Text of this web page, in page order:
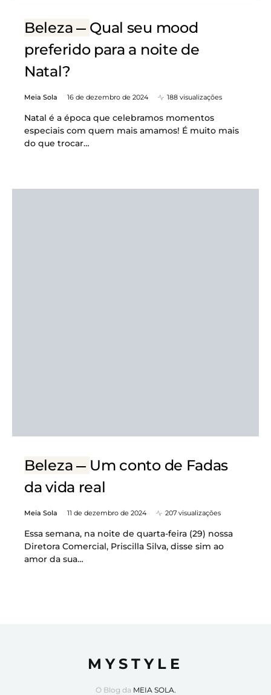
Beleza
Qual seu mood
preferido para a noite de
Natal?
Meia Sola 16 de dezembro de 2024 188 visualizações
Natal é a época que celebramos momentos
especiais com quem mais amamos! É muito mais
do que trocar…
Beleza
Um conto de Fadas
da vida real
Meia Sola 11 de dezembro de 2024 207 visualizações
Essa semana, na noite de quarta-feira (29) nossa
Diretora Comercial, Priscilla Silva, disse sim ao
amor da sua…
MYSTYLE
O Blog da MEIA SOLA.